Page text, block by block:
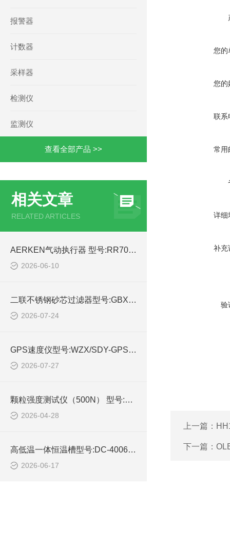
报警器
计数器
采样器
检测仪
监测仪
查看全部产品 >>
相关文章
RELATED ARTICLES
AERKEN气动执行器 型号:RR700-AT92K 库号：M45557 的简单介绍
2026-06-10
二联不锈钢砂芯过滤器型号:GBXGLC-2的技术介绍
2026-07-24
GPS速度仪型号:WZX/SDY-GPS库号：M414869的简单介绍
2026-07-27
颗粒强度测试仪（500N） 型号:HRP01-FT-803的技术介绍
2026-04-28
高低温一体恒温槽型号:DC-4006-II库号：M414368的技术介绍
2026-06-17
您的
您的
联系
常用
详细
补充
验
上一篇：
下一篇：